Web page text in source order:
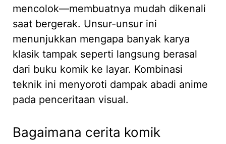
mencolok—membuatnya mudah dikenali
saat bergerak. Unsur-unsur ini
menunjukkan mengapa banyak karya
klasik tampak seperti langsung berasal
dari buku komik ke layar. Kombinasi
teknik ini menyoroti dampak abadi anime
pada penceritaan visual.
Bagaimana cerita komik